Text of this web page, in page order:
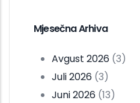
Mjesečna Arhiva
Avgust 2026 (3)
Juli 2026 (3)
Juni 2026 (13)